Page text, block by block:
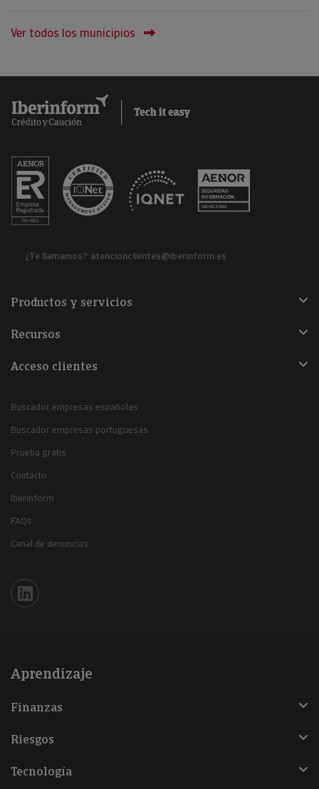
Ver todos los municipios
¿Te llamamos? atencionclientes@iberinform.es
Productos y servicios
Recursos
Acceso clientes
Buscador empresas españolas
Buscador empresas portuguesas
Prueba gratis
Contacto
Iberinform
FAQs
Canal de denuncias
Iberinform en Linkedin
Aprendizaje
Finanzas
Riesgos
Tecnología